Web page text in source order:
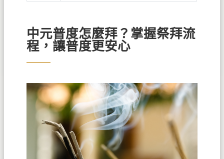
中元普度怎麼拜？掌握祭拜流
程，讓普度更安心